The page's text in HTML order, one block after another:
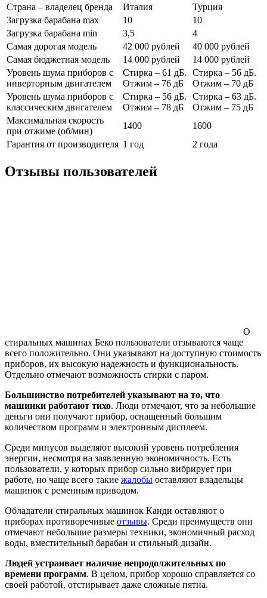
Страна – владелец бренда
Италия
Турция
Загрузка барабана max
10
10
Загрузка барабана min
3,5
4
Самая дорогая модель
42 000 рублей
40 000 рублей
Самая бюджетная модель
14 000 рублей
14 000 рублей
Уровень шума приборов с
инверторным двигателем
Стирка – 61 дБ.
Отжим – 76 дБ
Стирка – 56 дБ.
Отжим – 70 дБ
Уровень шума приборов с
классическим двигателем
Стирка – 56 дБ.
Отжим – 78 дБ
Стирка – 63 дБ.
Отжим – 75 дБ
Максимальная скорость
при отжиме (об/мин)
1400
1600
Гарантия от производителя 1 год 2 года
Отзывы пользователей
О
стиральных машинах Беко пользователи отзываются чаще
всего положительно. Они указывают на доступную стоимость
приборов, их высокую надежность и функциональность.
Отдельно отмечают возможность стирки с паром.
Большинство потребителей указывают на то, что
машинки работают тихо. Люди отмечают, что за небольшие
деньги они получают прибор, оснащенный большим
количеством программ и электронным дисплеем.
Среди минусов выделяют высокий уровень потребления
энергии, несмотря на заявленную экономичность. Есть
пользователи, у которых прибор сильно вибрирует при
работе, но чаще всего такие жалобы оставляют владельцы
машинок с ременным приводом.
Обладатели стиральных машинок Канди оставляют о
приборах противоречивые отзывы. Среди преимуществ они
отмечают небольшие размеры техники, экономичный расход
воды, вместительный барабан и стильный дизайн.
Людей устраивает наличие непродолжительных по
времени программ. В целом, прибор хорошо справляется со
своей работой, отстирывает даже сложные пятна.